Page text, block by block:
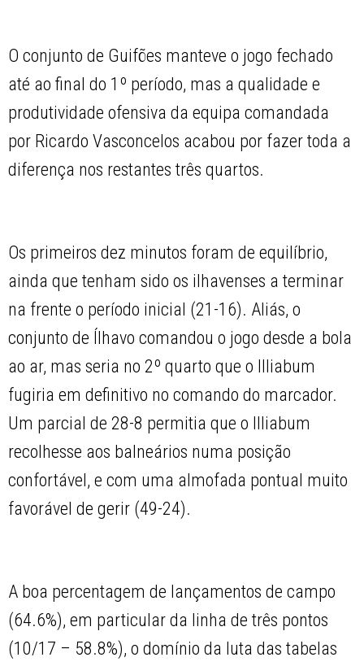
O conjunto de Guifões manteve o jogo fechado
até ao final do 1º período, mas a qualidade e
produtividade ofensiva da equipa comandada
por Ricardo Vasconcelos acabou por fazer toda a
diferença nos restantes três quartos.
Os primeiros dez minutos foram de equilíbrio,
ainda que tenham sido os ilhavenses a terminar
na frente o período inicial (21-16). Aliás, o
conjunto de Ílhavo comandou o jogo desde a bola
ao ar, mas seria no 2º quarto que o Illiabum
fugiria em definitivo no comando do marcador.
Um parcial de 28-8 permitia que o Illiabum
recolhesse aos balneários numa posição
confortável, e com uma almofada pontual muito
favorável de gerir (49-24).
A boa percentagem de lançamentos de campo
(64.6%), em particular da linha de três pontos
(10/17 – 58.8%), o domínio da luta das tabelas